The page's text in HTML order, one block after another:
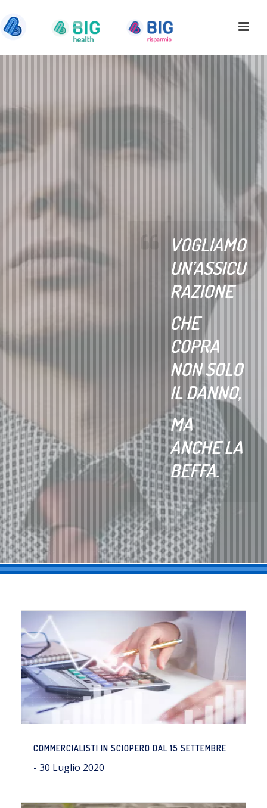
VOGLIAMO
UN’ASSICU
RAZIONE
CHE
COPRA
NON SOLO
IL DANNO,
MA
ANCHE LA
BEFFA.
COMMERCIALISTI IN SCIOPERO DAL 15 SETTEMBRE
- 30 Luglio 2020